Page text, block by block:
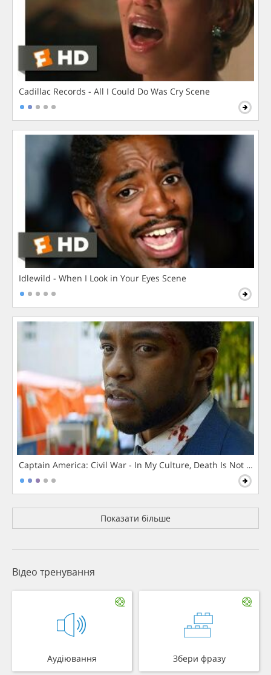
Cadillac Records - All I Could Do Was Cry Scene
Idlewild - When I Look in Your Eyes Scene
Captain America: Civil War - In My Culture, Death Is Not The
Показати більше
Відео тренування
Аудіювання Збери фразу